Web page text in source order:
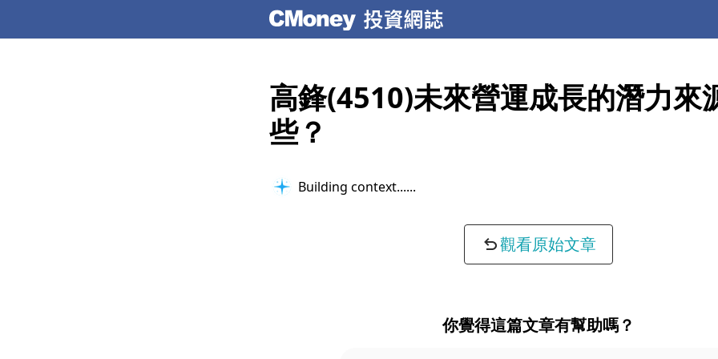
高鋒(4510)未來營運成長的潛力來
些？
Building context...
觀看原始文章
你覺得這篇文章有幫助嗎？